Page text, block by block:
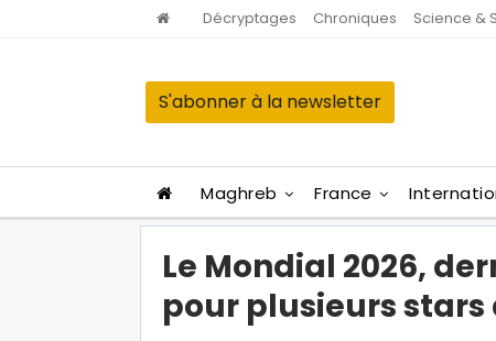
Décryptages Chroniques Science &
S'abonner à la newsletter
Maghreb France
Le Mondial 2026,
pour plusieurs